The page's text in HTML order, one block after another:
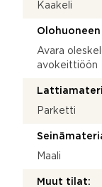
Kaakeli
Avara
avokeittiöön
Parketti
Maali
Muut tilat: